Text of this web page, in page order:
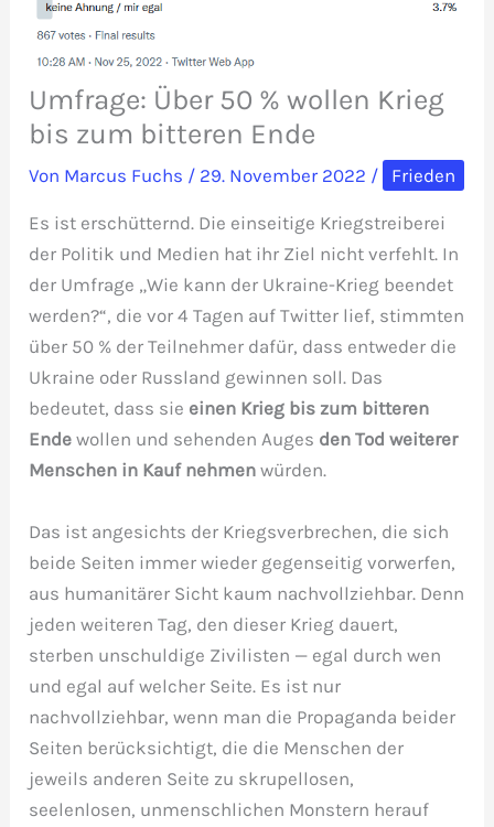
Umfrage: Über 50 % wollen Krieg
bis zum bitteren Ende
Von Marcus Fuchs / 29. November 2022 / Frieden
Es ist erschütternd. Die einseitige Kriegstreiberei
der Politik und Medien hat ihr Ziel nicht verfehlt. In
der Umfrage „Wie kann der Ukraine-Krieg beendet
werden?“, die vor 4 Tagen auf Twitter lief, stimmten
über 50 % der Teilnehmer dafür, dass entweder die
Ukraine oder Russland gewinnen soll. Das
bedeutet, dass sie einen Krieg bis zum bitteren
Ende wollen und sehenden Auges den Tod weiterer
Menschen in Kauf nehmen würden.
Das ist angesichts der Kriegsverbrechen, die sich
beide Seiten immer wieder gegenseitig vorwerfen,
aus humanitärer Sicht kaum nachvollziehbar. Denn
jeden weiteren Tag, den dieser Krieg dauert,
sterben unschuldige Zivilisten — egal durch wen
und egal auf welcher Seite. Es ist nur
nachvollziehbar, wenn man die Propaganda beider
Seiten berücksichtigt, die die Menschen der
jeweils anderen Seite zu skrupellosen,
seelenlosen, unmenschlichen Monstern herauf